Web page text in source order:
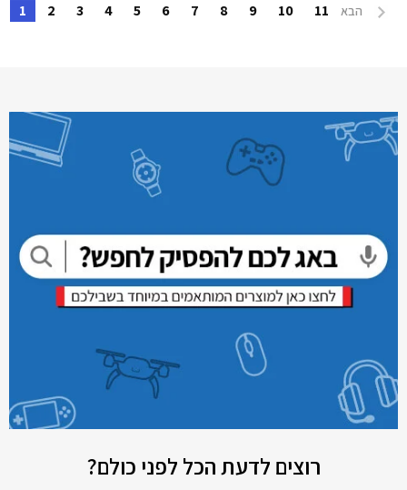
הבא 11
10
9
8
7
6
5
4
3
2
1
רוצים לדעת הכל לפני כולם?